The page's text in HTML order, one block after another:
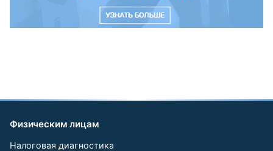
Физическим лицам
Налоговая диагностика